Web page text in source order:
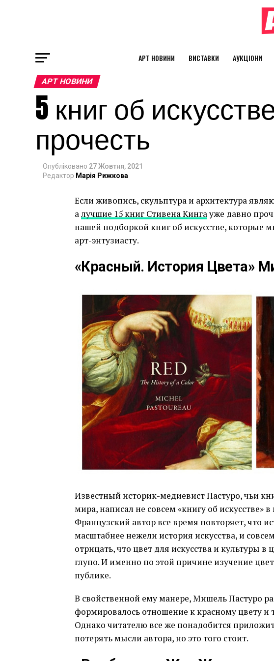
АРТ НОВИНИ ВИСТАВКИ АУКЦІОНИ
АРТ НОВИНИ
5 книг об
прочесть
Опубліковано 27 Жовтня, 2021
Редактор Марія Рижкова
Если живопись, скульптура и архитектура
алучшие 15 книг Стивена Кингауже давно
нашей подборкой книг об искусстве, которые
арт-энтузиасту.
«Красный. История Цвета»
Известный историк-медиевист Пастуро, чьи
мира, написал не совсем «книгу об
Французский автор все время повторяет, что
масштабнее нежели история искусства, и
отрицать, что цвет для искусства и культуры
глупо. И именно по этой причине изучение
публике.
В свойственной ему манере, Мишель Пастуро
формировалось отношение к красному цвету и
Однако читателю все же понадобится
потерять мысли автора, но это того стоит.